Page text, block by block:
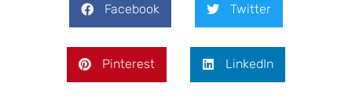
Facebook Twitter
Pinterest LinkedIn